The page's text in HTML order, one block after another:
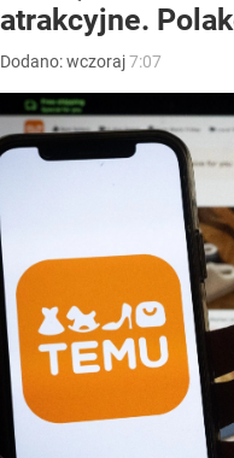
atrakcyjne.
Dodano:wczoraj7:07